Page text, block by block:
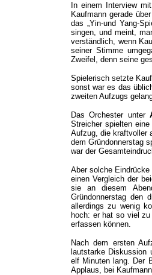
In einem Interview
Kaufmann gerade
das „Yin-und Yang-
singen, und meint,
verständlich, wenn
seiner Stimme
Zweifel, denn seine
Spielerisch setzte
sonst war es das
zweiten Aufzugs
Das Orchester unter
Streicher spielten eine
Aufzug, die kraftvoller
dem Gründonnerstag
war der
Aber solche
einen Vergleich der
sie an diesem
Gründonnerstag den
allerdings zu wenig
hoch: er hat so viel
erfassen können.
Nach dem ersten
lautstarke
elf Minuten lang. Der
Applaus, bei